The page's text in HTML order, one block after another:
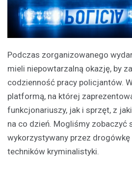
Podczas zorganizowanego
mieli niepowtarzalną okazję, by
codzienność pracy policjantów.
platformą, na której
funkcjonariuszy, jak i sprzęt, z
na co dzień. Mogliśmy zobaczyć
wykorzystywany przez
techników kryminalistyki.